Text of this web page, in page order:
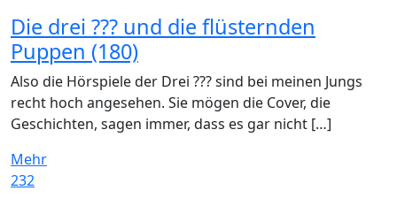
Die drei ??? und die flüsternden
Puppen (180)
Also die Hörspiele der Drei ??? sind bei meinen Jungs
recht hoch angesehen. Sie mögen die Cover, die
Geschichten, sagen immer, dass es gar nicht […]
Mehr
232